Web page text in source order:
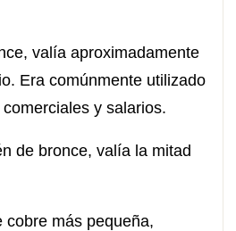
valía aproximadamente
Era comúnmente utilizado
y salarios.
de bronce, valía la mitad
cobre más pequeña,